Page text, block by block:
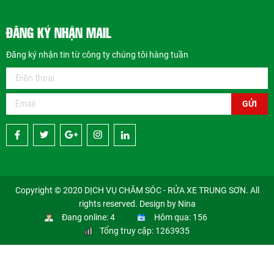
ĐĂNG KÝ NHẬN MAIL
Đăng ký nhận tin từ công ty chúng tôi hàng tuần
GỬI
Copyright © 2020 DỊCH VỤ CHĂM SÓC - RỬA XE TRUNG SƠN. All
rights reserved. Design by Nina
Đang online: 4
Hôm qua: 156
Tổng truy cập: 1263935